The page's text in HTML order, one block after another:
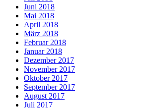
Juni 2018
Mai 2018
April 2018
März 2018
Februar 2018
Januar 2018
Dezember 2017
November 2017
Oktober 2017
September 2017
August 2017
Juli 2017